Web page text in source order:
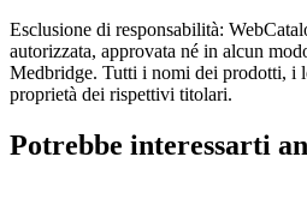
Esclusione di responsabilità:
autorizzata, approvata né in alcun
Medbridge. Tutti i nomi dei prodotti, i
proprietà dei rispettivi titolari.
Potrebbe interessarti